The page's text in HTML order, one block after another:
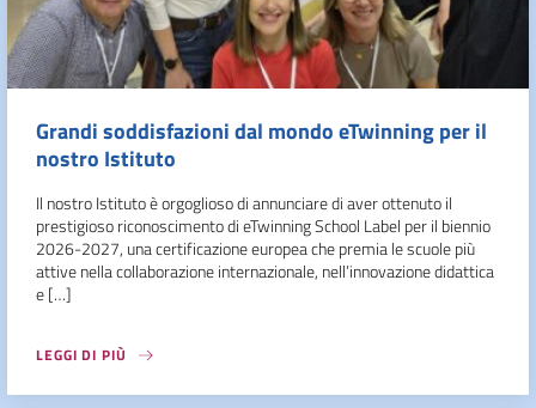
Grandi soddisfazioni dal mondo eTwinning per il
nostro Istituto
Il nostro Istituto è orgoglioso di annunciare di aver ottenuto il
prestigioso riconoscimento di eTwinning School Label per il biennio
2026-2027, una certificazione europea che premia le scuole più
attive nella collaborazione internazionale, nell’innovazione didattica
e […]
LEGGI DI PIÙ